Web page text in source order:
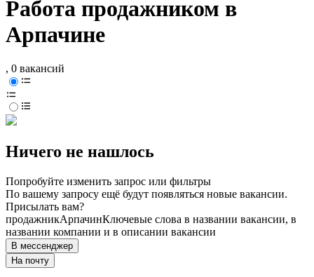
Работа продажником в
Арпачине
, 0 вакансий
Ничего не нашлось
Попробуйте изменить запрос или фильтры
По вашему запросу ещё будут появляться новые вакансии.
Присылать вам?
продажникАрпачинКлючевые слова в названии вакансии, в
названии компании и в описании вакансии
В мессенджер
На почту